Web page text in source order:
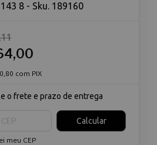
143 8 - Sku. 189160
com PIX
o frete e prazo de entrega
Calcular
meu CEP